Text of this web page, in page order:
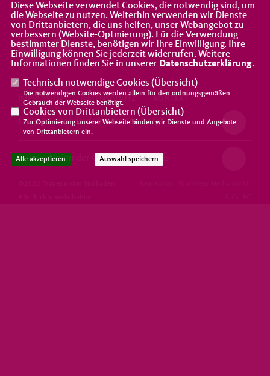
Eine Vereinigung der CDU
IMPRESSUM DATENSCHUTZ
Frauen Union Baden-Württemberg
Frauen Union der CDU Deutschlands
Diese Webseite verwendet Cookies, die notwendig sind, um
die Webseite zu nutzen. Weiterhin verwenden wir Dienste
von Drittanbietern, die uns helfen, unser Webangebot zu
verbessern (Website-Optmierung). Für die Verwendung
bestimmter Dienste, benötigen wir Ihre Einwilligung. Ihre
Einwilligung können Sie jederzeit widerrufen. Weitere
Informationen finden Sie in unserer Datenschutzerklärung.
Technisch notwendige Cookies (Übersicht)
Die notwendigen Cookies werden allein für den ordnungsgemäßen
Gebrauch der Webseite benötigt.
Cookies von Drittanbietern (Übersicht)
Zur Optimierung unserer Webseite binden wir Dienste und Angebote
von Drittanbietern ein.
Alle akzeptieren Auswahl speichern